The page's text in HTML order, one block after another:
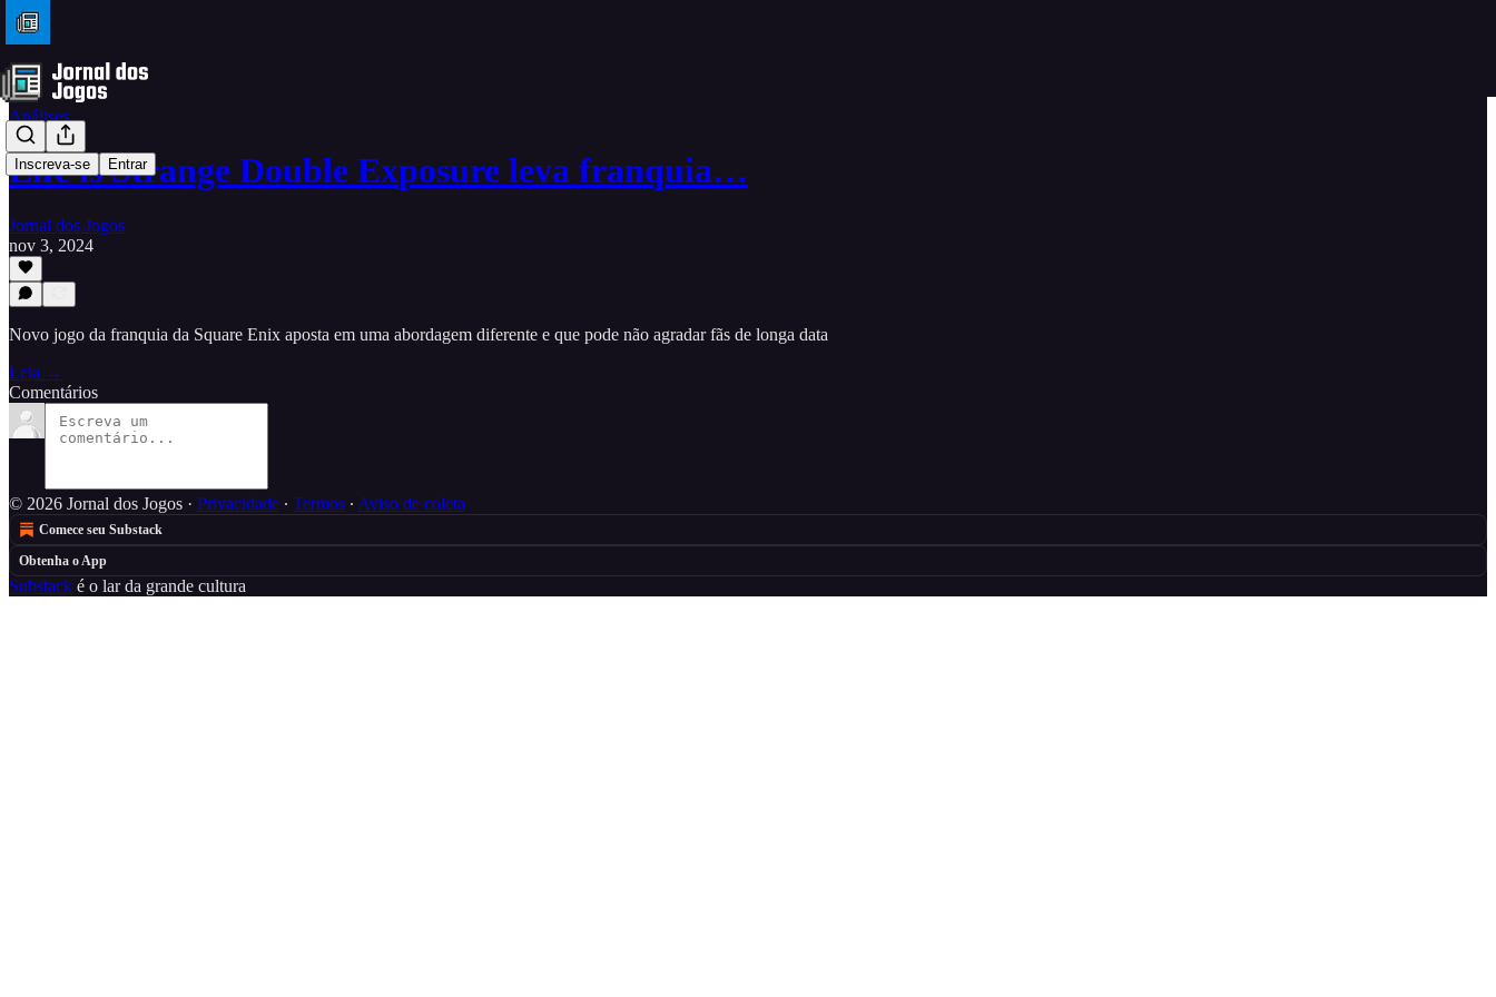
Inscreva-se Entrar
Análises
Life is Strange Double Exposure leva franquia…
Jornal dos Jogos
nov 3, 2024
Novo jogo da franquia da Square Enix aposta em uma abordagem diferente e que pode não agradar fãs de longa data
Leia →
Comentários
© 2026 Jornal dos Jogos · Privacidade ∙ Termos ∙ Aviso de coleta
Comece seu Substack
Obtenha o App
Substack é o lar da grande cultura